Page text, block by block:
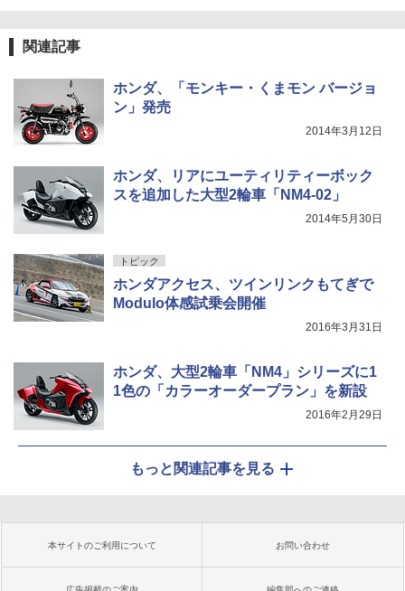
関連記事
ホンダ、「モンキー・くまモン バージョ
ン」発売
2014年3月12日
ホンダ、リアにユーティリティーボック
スを追加した大型2輪車「NM4-02」
2014年5月30日
トピック
ホンダアクセス、ツインリンクもてぎで
Modulo体感試乗会開催
2016年3月31日
ホンダ、大型2輪車「NM4」シリーズに1
1色の「カラーオーダープラン」を新設
2016年2月29日
もっと関連記事を見る
本サイトのご利用について お問い合わせ